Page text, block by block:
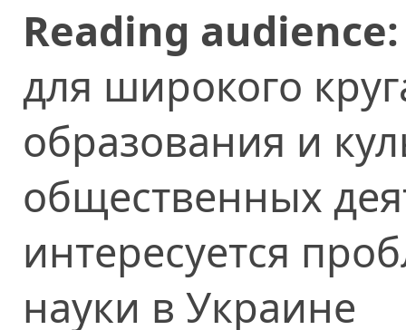
Reading audience:
для широкого
образования и
общественных
интересуется
науки в Украине